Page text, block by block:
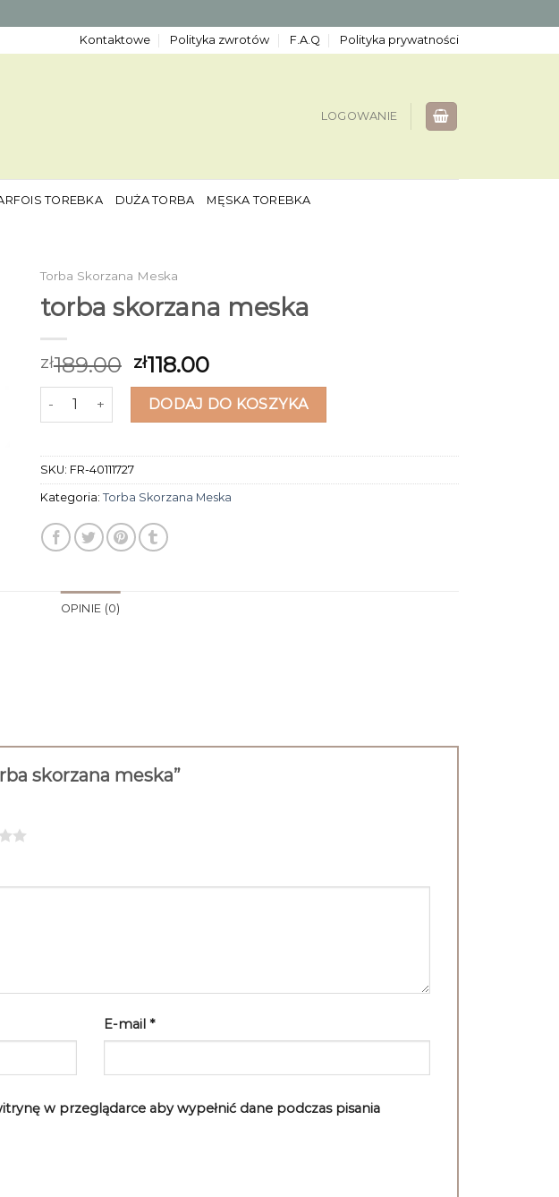
Kontaktowe Polityka zwrotów F.A.Q Polityka prywatności
LOGOWANIE
TOREBKA DUŻA TORBA MĘSKA TOREBKA
Torba Skorzana Meska
torba skorzana meska
zł189.00 zł118.00
ilość torba skorzana meskaDODAJ DO KOSZYKA
SKU: FR-40111727
Kategoria: Torba Skorzana Meska
OPINIE (0)
skorzana meska”
E-mail *
w przeglądarce aby wypełnić dane podczas pisania